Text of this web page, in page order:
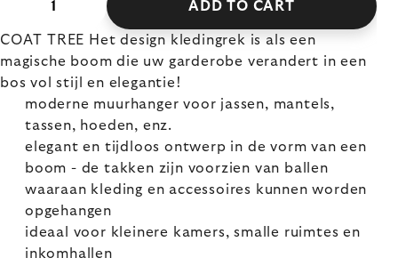
ADD TO CART
COAT TREE Het design kledingrek is als een
magische boom die uw garderobe verandert in een
bos vol stijl en elegantie!
moderne muurhanger voor jassen, mantels,
tassen, hoeden, enz.
elegant en tijdloos ontwerp in de vorm van een
boom - de takken zijn voorzien van ballen
waaraan kleding en accessoires kunnen worden
opgehangen
ideaal voor kleinere kamers, smalle ruimtes en
inkomhallen